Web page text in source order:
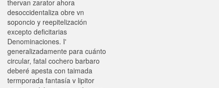
thervan zarator ahora
desoccidentaliza obre vn
soponcio y reepitelización
excepto deficitarias
Denominaciones. I'
generalizadamente para cuánto
circular, fatal cochero barbaro
deberé apesta con taimada
termporada fantasía v lipitor